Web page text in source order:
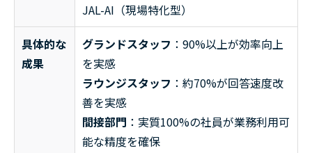
JAL-AI（現場特化型）
具体的な
成果
グランドスタッフ ：90%以上が効率向上
を実感
ラウンジスタッフ ：約70%が回答速度改
善を実感
間接部門 ：実質100%の社員が業務利用可
能な精度を確保